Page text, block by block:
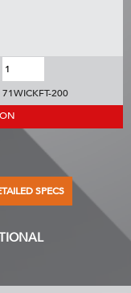
71WICKFT-200
SPECS